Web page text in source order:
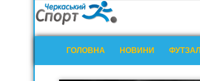
ГОЛОВНА НОВИНИ ФУТЗАЛ